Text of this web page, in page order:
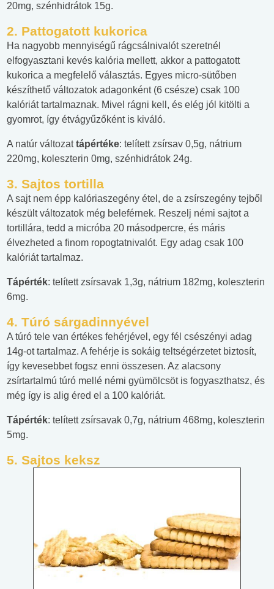
20mg, szénhidrátok 15g.
2. Pattogatott kukorica
Ha nagyobb mennyiségű rágcsálnivalót szeretnél
elfogyasztani kevés kalória mellett, akkor a pattogatott
kukorica a megfelelő választás. Egyes micro-sütőben
készíthető változatok adagonként (6 csésze) csak 100
kalóriát tartalmaznak. Mivel rágni kell, és elég jól kitölti a
gyomrot, így étvágyűzőként is kiváló.
A natúr változattápértéke: telített zsírsav 0,5g, nátrium
220mg, koleszterin 0mg, szénhidrátok 24g.
3. Sajtos tortilla
A sajt nem épp kalóriaszegény étel, de a zsírszegény tejből
készült változatok még beleférnek. Reszelj némi sajtot a
tortillára, tedd a micróba 20 másodpercre, és máris
élvezheted a finom ropogtatnivalót. Egy adag csak 100
kalóriát tartalmaz.
Tápérték: telített zsírsavak 1,3g, nátrium 182mg, koleszterin
6mg.
4. Túró sárgadinnyével
A túró tele van értékes fehérjével, egy fél csészényi adag
14g-ot tartalmaz. A fehérje is sokáig teltségérzetet biztosít,
így kevesebbet fogsz enni összesen. Az alacsony
zsírtartalmú túró mellé némi gyümölcsöt is fogyaszthatsz, és
még így is alig éred el a 100 kalóriát.
Tápérték: telített zsírsavak 0,7g, nátrium 468mg, koleszterin
5mg.
5. Sajtos keksz